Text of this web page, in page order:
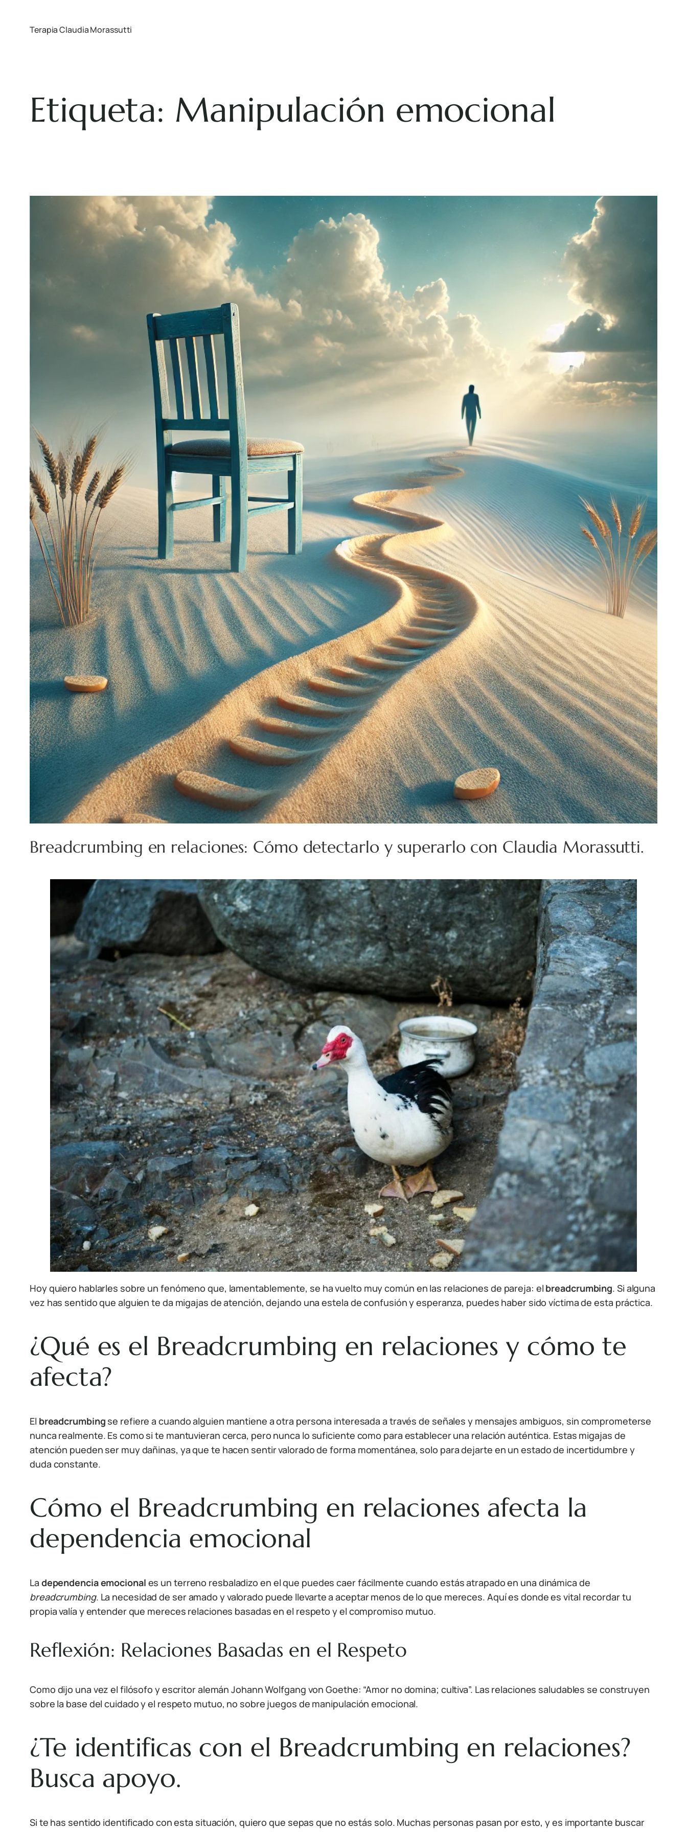
Terapia Claudia Morassutti
Etiqueta: Manipulación emocional
Breadcrumbing en relaciones: Cómo detectarlo y superarlo con Claudia Morassutti.
Hoy quiero hablarles sobre un fenómeno que, lamentablemente, se ha vuelto muy común en las relaciones de pareja: el breadcrumbing. Si alguna
vez has sentido que alguien te da migajas de atención, dejando una estela de confusión y esperanza, puedes haber sido víctima de esta práctica.
¿Qué es el Breadcrumbing en relaciones y cómo te
afecta?
El breadcrumbing se refiere a cuando alguien mantiene a otra persona interesada a través de señales y mensajes ambiguos, sin comprometerse
nunca realmente. Es como si te mantuvieran cerca, pero nunca lo suficiente como para establecer una relación auténtica. Estas migajas de
atención pueden ser muy dañinas, ya que te hacen sentir valorado de forma momentánea, solo para dejarte en un estado de incertidumbre y
duda constante.
Cómo el Breadcrumbing en relaciones afecta la
dependencia emocional
La dependencia emocional es un terreno resbaladizo en el que puedes caer fácilmente cuando estás atrapado en una dinámica de
breadcrumbing. La necesidad de ser amado y valorado puede llevarte a aceptar menos de lo que mereces. Aquí es donde es vital recordar tu
propia valía y entender que mereces relaciones basadas en el respeto y el compromiso mutuo.
Reflexión: Relaciones Basadas en el Respeto
Como dijo una vez el filósofo y escritor alemán Johann Wolfgang von Goethe: “Amor no domina; cultiva”. Las relaciones saludables se construyen
sobre la base del cuidado y el respeto mutuo, no sobre juegos de manipulación emocional.
¿Te identificas con el Breadcrumbing en relaciones?
Busca apoyo.
Si te has sentido identificado con esta situación, quiero que sepas que no estás solo. Muchas personas pasan por esto, y es importante buscar